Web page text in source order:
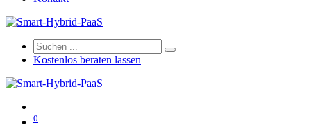
Kostenlos beraten lassen
0